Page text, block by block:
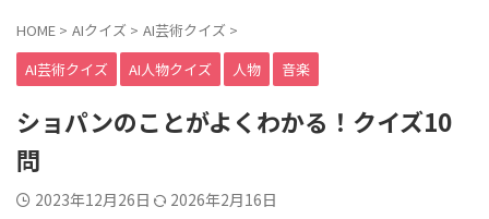
HOME > AIクイズ > AI芸術クイズ >
AI芸術クイズ
AI人物クイズ 人物 音楽
ショパンのことがよくわかる！クイズ10
問
2023年12月26日 2026年2月16日